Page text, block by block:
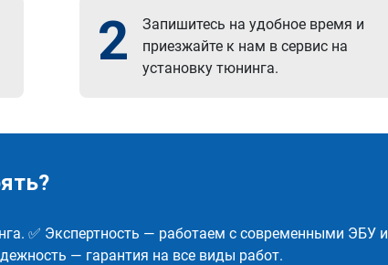
2
Запишитесь на удобное время и
приезжайте к нам в сервис на
установку тюнинга.
✅ Экспертность — работаем с современными ЭБУ и
— гарантия на все виды работ.